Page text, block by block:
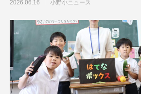
2026.06.16 小野小ニュース